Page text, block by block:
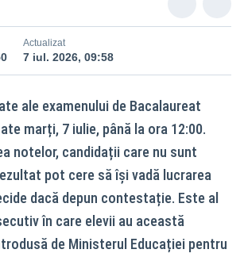
Actualizat
7 iul. 2026, 09:58
ale examenului de Bacalaureat
marți, 7 iulie, până la ora 12:00.
notelor, candidații care nu sunt
pot cere să își vadă lucrarea
dacă depun contestație. Este al
în care elevii au această
de Ministerul Educației pentru